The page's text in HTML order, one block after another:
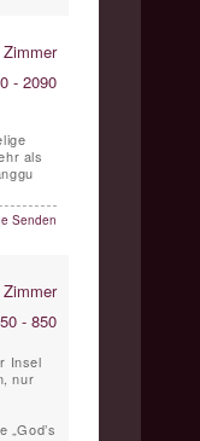
- 2090
als
Senden
Zimmer
- 850
Insel
nur